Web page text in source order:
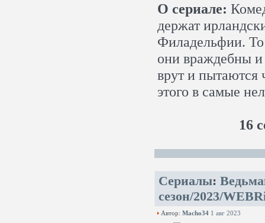
О сериале:
держат
Филадельфии.
они враждебны и
врут и пытаются
этого в самые
16
Сериалы:
сезон/2023/
Автор: Macho34 1 авг 2023